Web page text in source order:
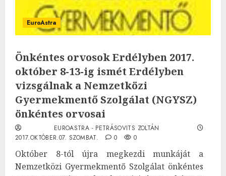
EuroAstra
Önkéntes orvosok Erdélyben 2017.
október 8-13-ig ismét Erdélyben
vizsgálnak a Nemzetközi
Gyermekmentő Szolgálat (NGYSZ)
önkéntes orvosai
EUROASTRA - PETRÁSOVITS ZOLTÁN
2017.OKTÓBER.07. SZOMBAT.
0 0
Október 8-tól újra megkezdi munkáját a
Nemzetközi Gyermekmentő Szolgálat önkéntes